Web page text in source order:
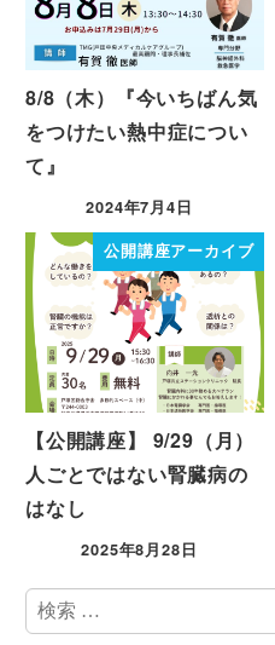
8/8（木）『今いちばん気
をつけたい熱中症につい
て』
2024年7月4日
公開講座アーカイブ
【公開講座】 9/29（月）
人ごとではない腎臓病の
はなし
2025年8月28日
検
索